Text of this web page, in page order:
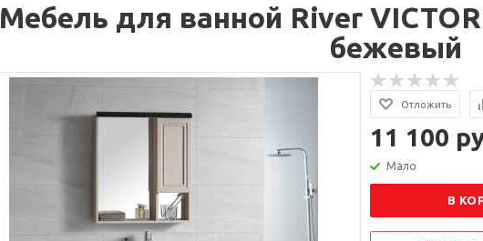
Мебель для ванной River
бежевый
Отложить
11 100
Мало
В